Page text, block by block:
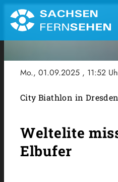
Mo., 01.09.2025 , 11:52
City Biathlon in Dresden
Weltelite
Elbufer